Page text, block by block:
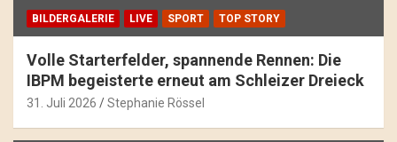
BILDERGALERIE LIVE SPORT TOP STORY
Volle Starterfelder, spannende Rennen: Die
IBPM begeisterte erneut am Schleizer Dreieck
31. Juli 2026 Stephanie Rössel